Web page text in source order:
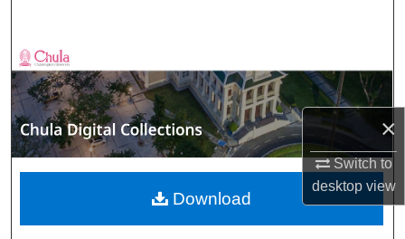
×
Switch to
desktopview
Browse Collections
My Account
About
Digital Commons Network™
Download